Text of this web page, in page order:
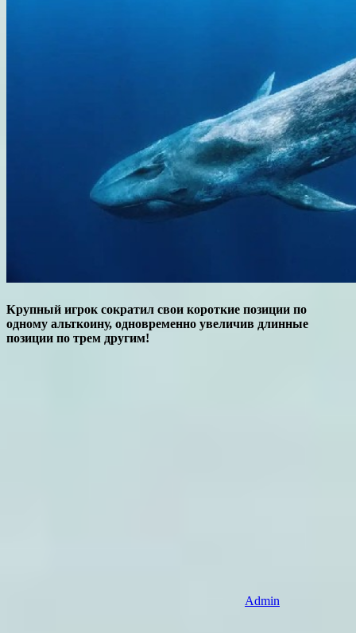
Крупный игрок сократил свои короткие позиции по
одному альткоину, одновременно увеличив длинные
позиции по трем другим!
Admin